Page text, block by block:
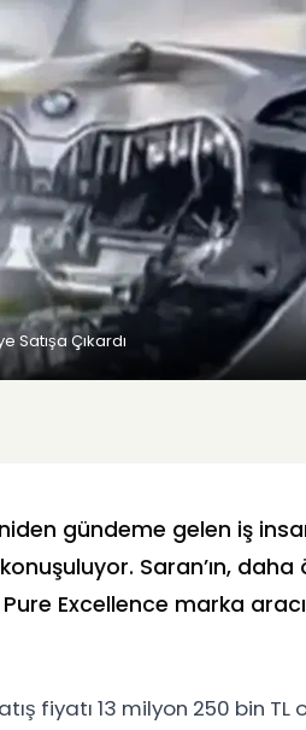
Satışa Çıkardı
gündeme gelen iş
Saran’ın,
Excellence marka
fiyatı 13 milyon 250 bin TL